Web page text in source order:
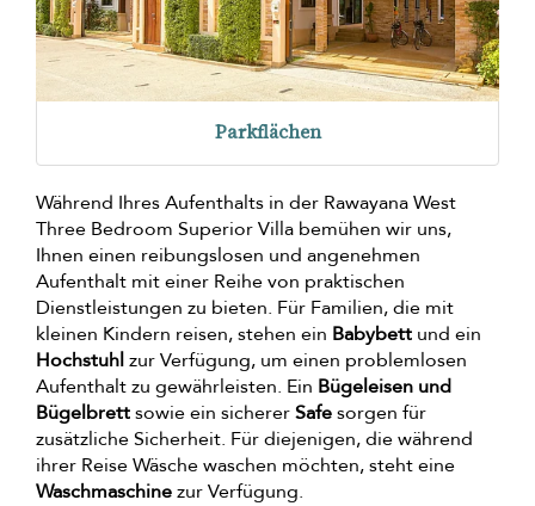
Parkflächen
Während Ihres Aufenthalts in der Rawayana West
Three Bedroom Superior Villa bemühen wir uns,
Ihnen einen reibungslosen und angenehmen
Aufenthalt mit einer Reihe von praktischen
Dienstleistungen zu bieten. Für Familien, die mit
kleinen Kindern reisen, stehen ein Babybett und ein
Hochstuhlzur Verfügung, um einen problemlosen
Aufenthalt zu gewährleisten. Ein Bügeleisen und
Bügelbrettsowie ein sichererSafesorgen für
zusätzliche Sicherheit. Für diejenigen, die während
ihrer Reise Wäsche waschen möchten, steht eine
Waschmaschinezur Verfügung.